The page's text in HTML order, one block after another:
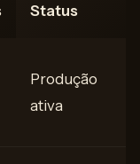
Status
Produção
ativa